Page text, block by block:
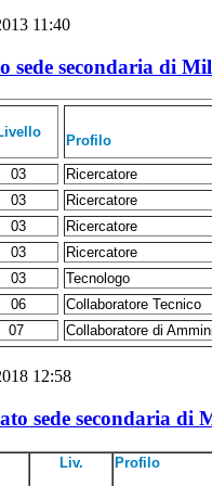
11:40
sede secondaria di
Profilo
03
Ricercatore
03
Ricercatore
03
Ricercatore
03
Ricercatore
03
Tecnologo
06
Collaboratore Tecnico
07 Collaboratore di
12:58
sede secondaria di
Liv. Profilo